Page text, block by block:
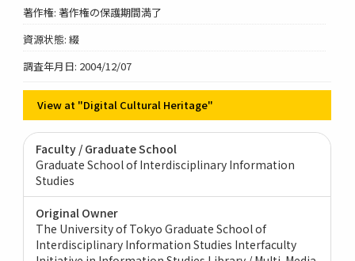
著作権: 著作権の保護期間満了
資源状態: 綴
調査年月日: 2004/12/07
View at "Digital Cultural Heritage"
Faculty / Graduate School
Graduate School of Interdisciplinary Information
Studies
Original Owner
The University of Tokyo Graduate School of
Interdisciplinary Information Studies Interfaculty